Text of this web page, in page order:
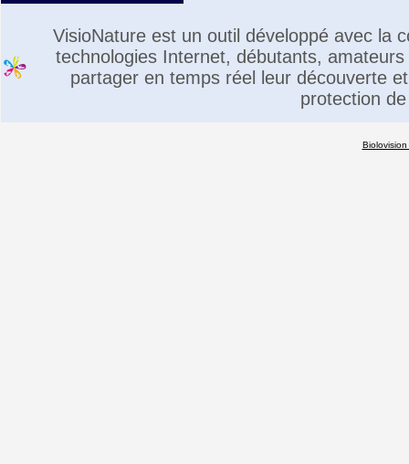
VisioNature est un outil développé avec la
technologies Internet, débutants,
partager en temps réel leur découverte
protection
Biolovision